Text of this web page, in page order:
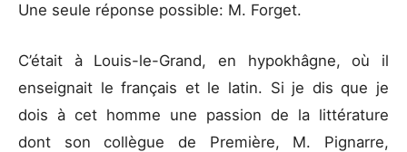
Une seule réponse possible: M. Forget.
C’était à Louis-le-Grand, en hypokhâgne, où il
enseignait le français et le latin. Si je dis que je
dois à cet homme une passion de la littérature
dont son collègue de Première, M. Pignarre,